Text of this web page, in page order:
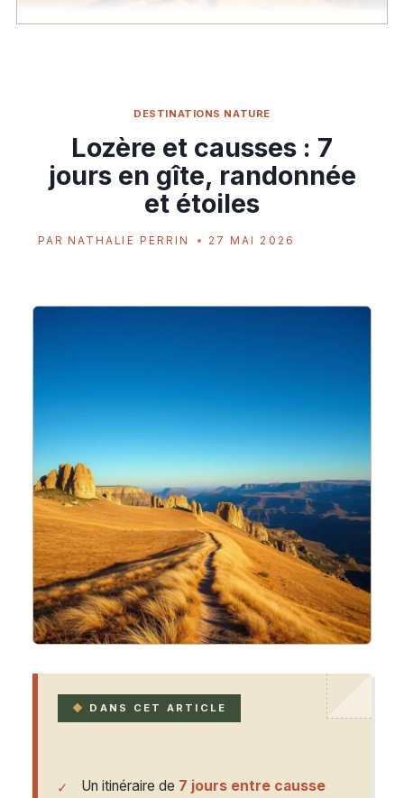
DESTINATIONS NATURE
Lozère et causses : 7
jours en gîte, randonnée
et étoiles
PAR NATHALIE PERRIN 27 MAI 2026
DANS CET ARTICLE
Un itinéraire de 7 jours entre causse